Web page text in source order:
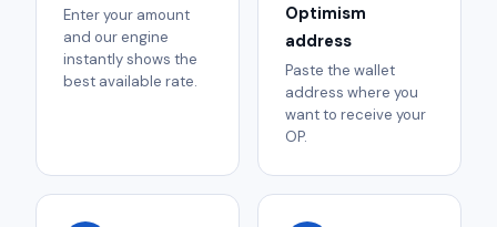
Enter your amount
and our engine
instantly shows the
best available rate.
Optimism
address
Paste the wallet
address where you
want to receive your
OP.